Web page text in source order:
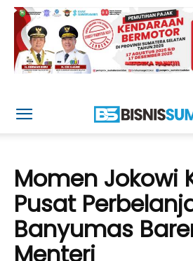
Momen Jokowi
Pusat
Banyumas
Menteri